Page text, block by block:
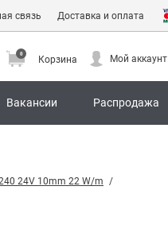
связь Доставка и оплата
0
Корзина Мой аккаунт
Вакансии Распродажа
Корзина Мой аккаунт
24V 10mm 22 W/m